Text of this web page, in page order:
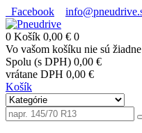
Facebook
0 Košík 0,00 € 0
Vo vašom košíku nie sú
Spolu (s DPH) 0,00 €
vrátane DPH 0,00 €
Košík